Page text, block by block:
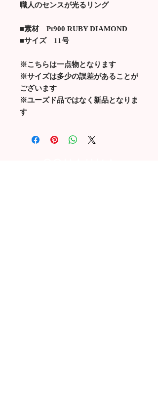
職人のセンスが光るリング
■素材 Pt900 RUBY DIAMOND
■サイズ 11号
※こちらは一点物となります
※サイズは多少の誤差があることが
ございます
※ユーズド品ではなく新品となりま
す